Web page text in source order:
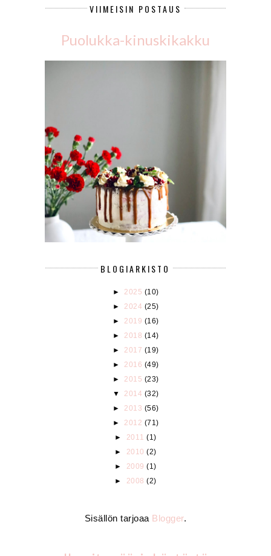
VIIMEISIN POSTAUS
Puolukka-kinuskikakku
BLOGIARKISTO
► 2025 (10)
► 2024 (25)
► 2019 (16)
► 2018 (14)
► 2017 (19)
► 2016 (49)
► 2015 (23)
▼ 2014 (32)
► 2013 (56)
► 2012 (71)
► 2011(1)
► 2010(2)
► 2009(1)
► 2008(2)
Sisällön tarjoaa Blogger.